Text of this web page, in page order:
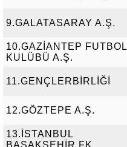
9.GALATASARAY A.Ş.
10.GAZİANTEP FUTBOL
KULÜBÜ A.Ş.
11.GENÇLERBİRLİĞİ
12.GÖZTEPE A.Ş.
13.İSTANBUL
BAŞAKŞEHİR FK